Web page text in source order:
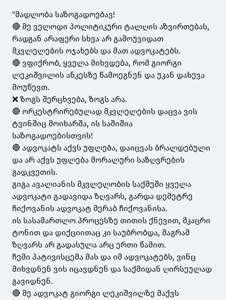
"მადლობა საზოგადოებავ!
🔴 მე ველოდი პოლიტიკური ტალღის აზვირთებას,
რადგან არაფერი სხვა არ გამოუვიდათ
მკვლელების ოჯახებს და მათ ადვოკატებს.
🔴 ვფიქრობ, ყველა მიხვდება, რომ გიორგი
ლეკიშვილის ანკესზე წამოეგნენ და უკან დახევა
მოუწევთ.
❌ ზოგს შერცხვება, ზოგს არა.
🔴 ორკესტრირებულად მკვლელების დაცვა ვის
ტვინშიც მოიხარშა, ის საშიშია
საზოგადოებისთვის!
🔴 ადვოკატს აქვს უფლება, დაიცვას ბრალდებული
და არ აქვს უფლება მორალური საზღვრების
გადკვეთის.
გიგა ავალიანის მკვლელობის საქმეში ყველა
ადვოკატი გადავიდა ზღვარს, გარდა დემეტრე
ჩიქოვანის ადვოკატ მერაბ ჩიქოვანისა.
ის სასამართლო პროცესზე თითის ქნევით, მკაცრი
ტონით და დიქციითაც კი საუბრობდა, მაგრამ
ზღვარს არ გადასულა არც ერთი წამით.
ჩემი პატივისცემა მას და იმ ადვოკატებს, ვინც
მიხვდნენ ვის იცავდნენ და საქმიდან ღირსეულად
გავიდნენ.
🔴 მე ადვოკატ გიორგი ლეკიშვილზე მაქვს